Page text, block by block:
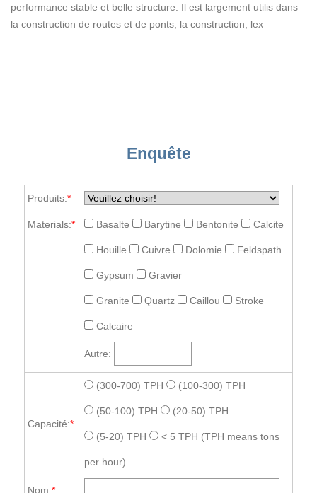
performance stable et belle structure. Il est largement utilis dans
la construction de routes et de ponts, la construction, lex
Enquête
Produits:*
Materials:* Basalte Barytine Bentonite Calcite
Houille Cuivre Dolomie Feldspath
Gypsum Gravier
Granite Quartz Caillou Stroke
Calcaire
Autre:
Capacité:*
(300-700) TPH (100-300) TPH
(50-100) TPH (20-50) TPH
(5-20) TPH < 5 TPH (TPH means tons
per hour)
Nom:*